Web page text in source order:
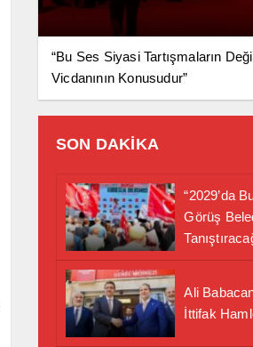
“Bu Ses Siyasi Tartışmaların
Vicdanının Konusudur”
SON DAKİKA
“2029’da
Görüş
Ali
İttifak